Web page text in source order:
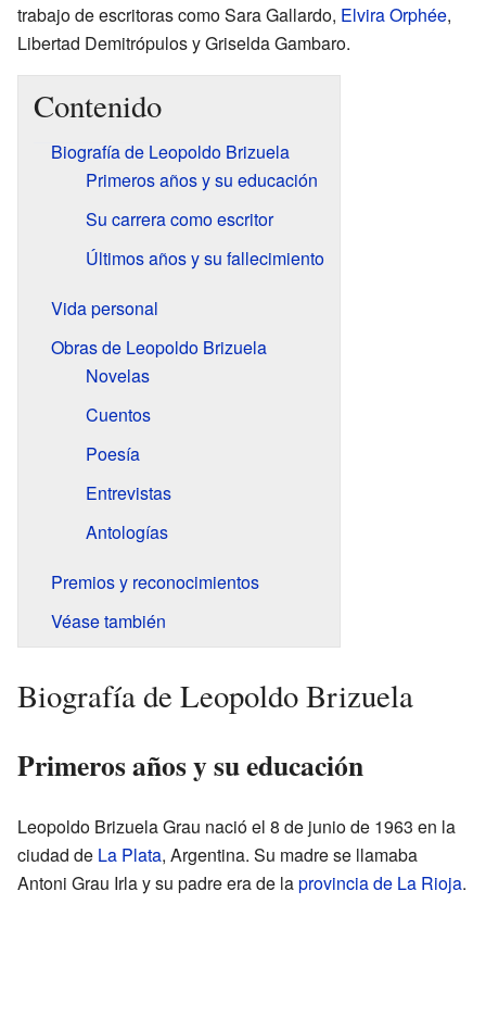
trabajo de escritoras como Sara Gallardo, Elvira Orphée,
Libertad Demitrópulos y Griselda Gambaro.
Contenido
Biografía de Leopoldo Brizuela
Primeros años y su educación
Su carrera como escritor
Últimos años y su fallecimiento
Vida personal
Obras de Leopoldo Brizuela
Novelas
Cuentos
Poesía
Entrevistas
Antologías
Premios y reconocimientos
Véase también
Biografía de Leopoldo Brizuela
Primeros años y su educación
Leopoldo Brizuela Grau nació el 8 de junio de 1963 en la
ciudad de La Plata, Argentina. Su madre se llamaba
Antoni Grau Irla y su padre era de laprovincia de La Rioja.